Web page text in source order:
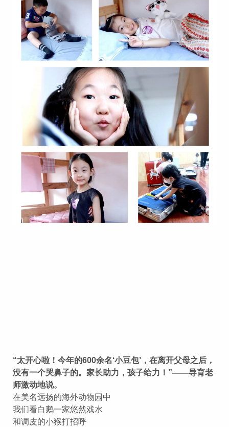
“太开心啦！今年的600余名‘小豆包’，在离开父母之后，
没有一个哭鼻子的。家长助力，孩子给力！”——导育老
师激动地说。
在美名远扬的海外动物园中
我们看白鹅一家悠然戏水
和调皮的小猴打招呼